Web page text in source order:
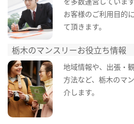
お客様のご利用目的
て頂きます。
栃木のマンスリーお役立ち情報
地域情報や、出張・
方法など、栃木のマ
介します。